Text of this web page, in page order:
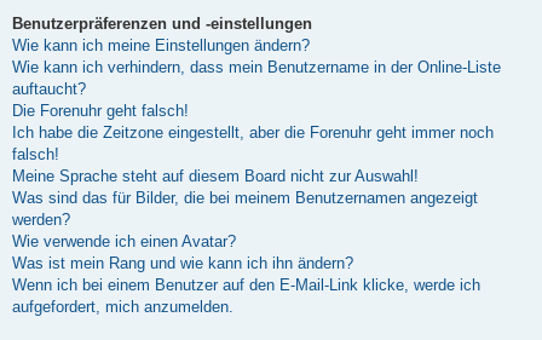
Benutzerpräferenzen und -einstellungen
Wie kann ich meine Einstellungen ändern?
Wie kann ich verhindern, dass mein Benutzername in der Online-Liste
auftaucht?
Die Forenuhr geht falsch!
Ich habe die Zeitzone eingestellt, aber die Forenuhr geht immer noch
falsch!
Meine Sprache steht auf diesem Board nicht zur Auswahl!
Was sind das für Bilder, die bei meinem Benutzernamen angezeigt
werden?
Wie verwende ich einen Avatar?
Was ist mein Rang und wie kann ich ihn ändern?
Wenn ich bei einem Benutzer auf den E-Mail-Link klicke, werde ich
aufgefordert, mich anzumelden.